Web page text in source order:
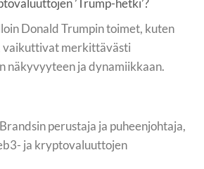
’Trump-hetki’?
Donald Trumpin toimet, kuten
vaikuttivat merkittävästi
näkyvyyteen ja dynamiikkaan.
perustaja ja puheenjohtaja,
ja kryptovaluuttojen